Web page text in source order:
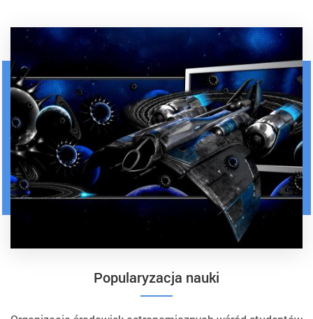
Popularyzacja nauki